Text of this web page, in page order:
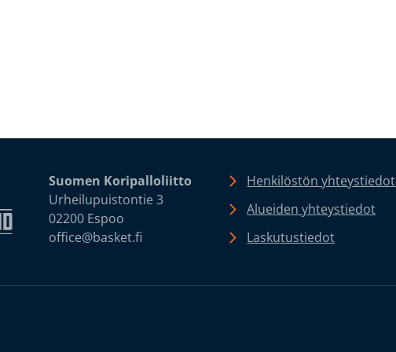
Suomen Koripalloliitto
Urheilupuistontie 3
02200 Espoo
office@basket.fi
Henkilöstön yhteystiedot
Alueiden yhteystiedot
Laskutustiedot